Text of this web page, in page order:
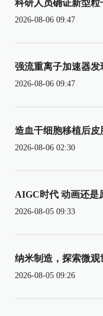
科研人员确证新型粒
2026-08-06 09:47
强流重离子加速器发
2026-08-06 09:47
造血干细胞移植后
2026-08-06 02:30
AIGC时代 动画还是
2026-08-05 09:33
纳米制造，探索微
2026-08-05 09:26